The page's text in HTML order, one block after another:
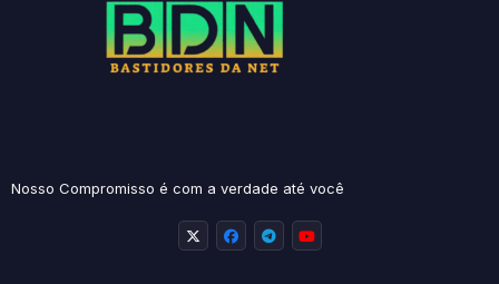
Nosso Compromisso é com a verdade até você